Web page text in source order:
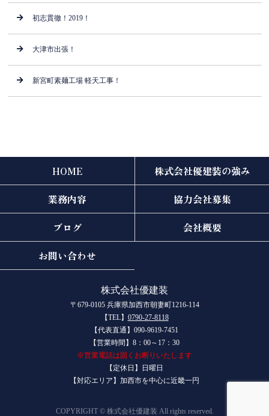
初志貫徹！2019！
大津市出張！
新宮町素麺工場 軽天工事！
HOME
株式会社優建装の強み
業務内容
協力会社募集
ブログ
会社概要
お問い合わせ
株式会社優建装
〒679-0105 兵庫県加西市朝妻町1216-114
【TEL】 0790-27-8118
【代表直通】090-9619-7451
【営業時間】8：00～17：30
※営業電話は固くお断りいたします
【定休日】日曜日
【対応エリア】 加西市を中心に近畿一円
COPYRIGHT © 株式会社優建装 All rights reserved.